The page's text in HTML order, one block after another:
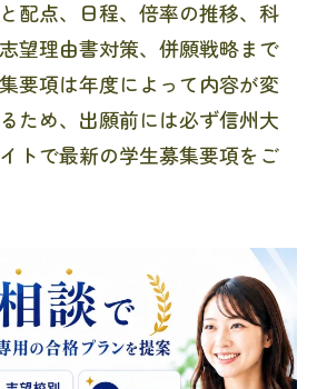
配点、日程、倍率の推移、科
望理由書対策、併願戦略まで
要項は年度によって内容が変
ため、出願前には必ず信州大
トで最新の学生募集要項をご